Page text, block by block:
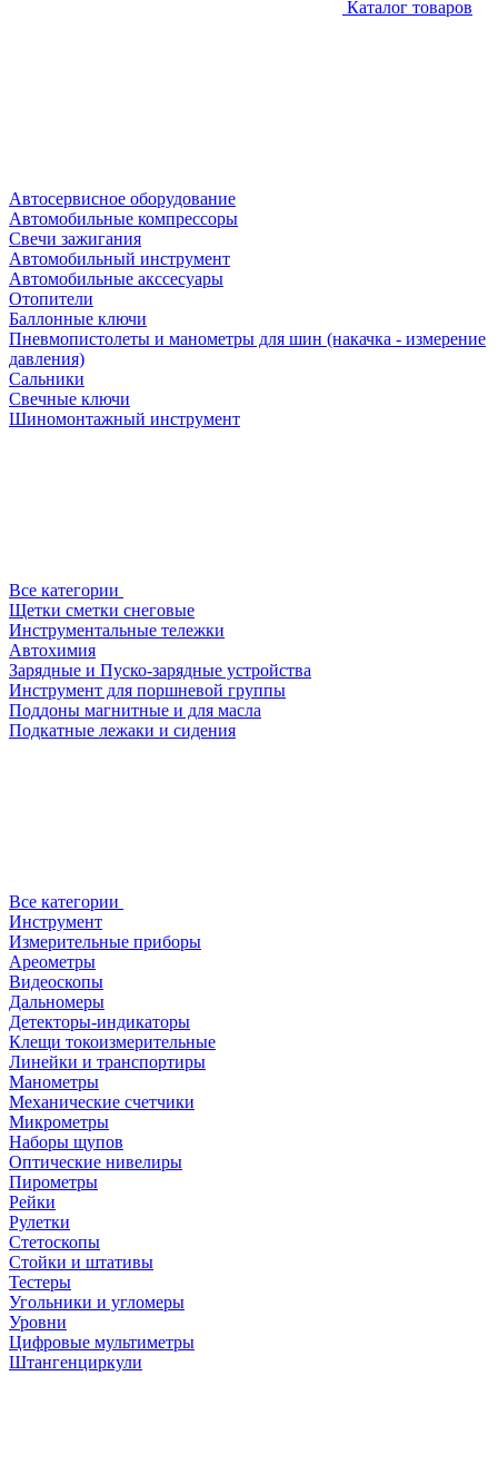
Каталог товаров
Автосервисное оборудование
Автомобильные компрессоры
Свечи зажигания
Автомобильный инструмент
Автомобильные акссесуары
Отопители
Баллонные ключи
Пневмопистолеты и манометры для шин (накачка - измерение
давления)
Сальники
Свечные ключи
Шиномонтажный инструмент
Все категории
Щетки сметки снеговые
Инструментальные тележки
Автохимия
Зарядные и Пуско-зарядные устройства
Инструмент для поршневой группы
Поддоны магнитные и для масла
Подкатные лежаки и сидения
Все категории
Инструмент
Измерительные приборы
Ареометры
Видеоскопы
Дальномеры
Детекторы-индикаторы
Клещи токоизмерительные
Линейки и транспортиры
Манометры
Механические счетчики
Микрометры
Наборы щупов
Оптические нивелиры
Пирометры
Рейки
Рулетки
Стетоскопы
Стойки и штативы
Тестеры
Угольники и угломеры
Уровни
Цифровые мультиметры
Штангенциркули